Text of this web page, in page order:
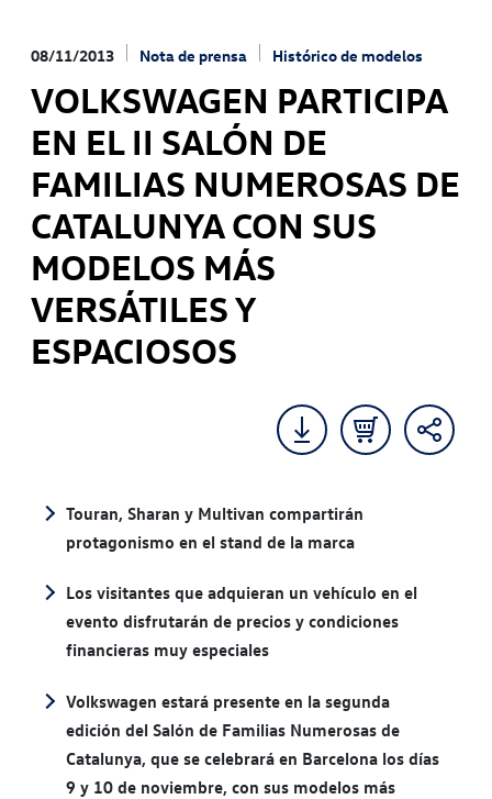
08/11/2013 Nota de prensa Histórico de modelos
VOLKSWAGEN PARTICIPA
EN EL II SALÓN DE
FAMILIAS NUMEROSAS DE
CATALUNYA CON SUS
MODELOS MÁS
VERSÁTILES Y
ESPACIOSOS
Touran, Sharan y Multivan compartirán
protagonismo en el stand de la marca
Los visitantes que adquieran un vehículo en el
evento disfrutarán de precios y condiciones
financieras muy especiales
Volkswagen estará presente en la segunda
edición del Salón de Familias Numerosas de
Catalunya, que se celebrará en Barcelona los días
9 y 10 de noviembre, con sus modelos más